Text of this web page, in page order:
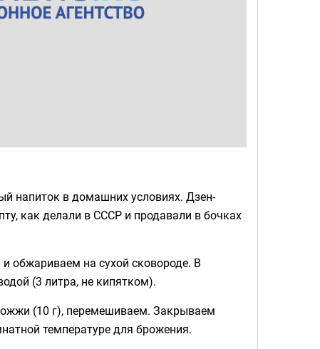
напиток в домашних условиях. Дзен-
как делали в СССР и продавали в бочках
обжариваем на сухой сковороде. В
(3 литра, не кипятком).
(10 г), перемешиваем. Закрываем
температуре для брожения.